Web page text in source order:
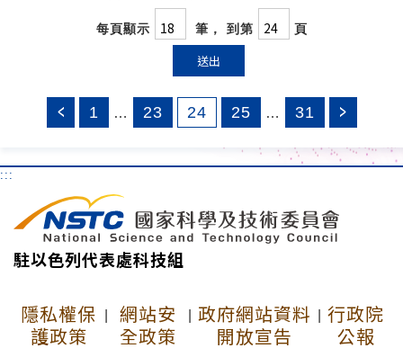
每頁顯示 筆， 到第 頁
送出
1 … 23 24 25 … 31
:::
駐以色列代表處科技組
隱私權保
護政策
網站安
全政策
政府網站資料
開放宣告
行政院
公報